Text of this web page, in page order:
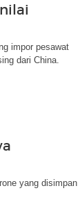
impor pesawat
dari China.
yang disimpan